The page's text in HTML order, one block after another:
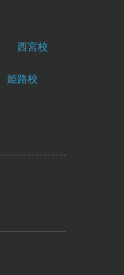
西宮校
姫路校